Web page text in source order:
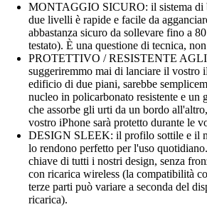
MONTAGGIO SICURO: il sistema di
due livelli è rapide e facile da
abbastanza sicuro da sollevare fino a
testato). È una questione di tecnica,
PROTETTIVO / RESISTENTE
suggeriremmo mai di lanciare il vostro
edificio di due piani, sarebbe
nucleo in policarbonato resistente e un
che assorbe gli urti da un bordo
vostro iPhone sarà protetto durante le
DESIGN SLEEK: il profilo sottile e il
lo rendono perfetto per l'uso
chiave di tutti i nostri design, senza
con ricarica wireless (la compatibilità
terze parti può variare a seconda del
ricarica).